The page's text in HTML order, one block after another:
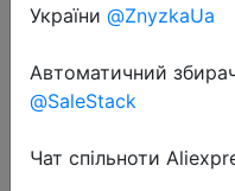
України @ZnyzkaUa
Автоматичний
@SaleStack
Чат спільноти